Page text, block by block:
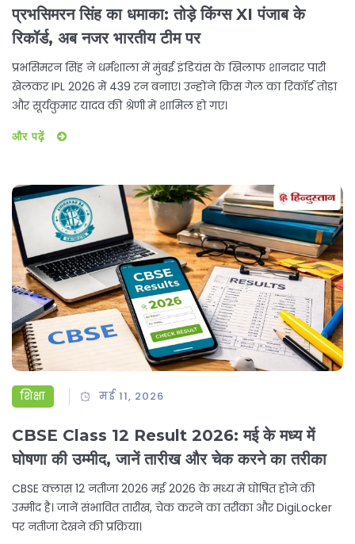
प्रभसिमरन सिंह का धमाका: तोड़े किंग्स XI पंजाब के
रिकॉर्ड, अब नजर भारतीय टीम पर
प्रभसिमरन सिंह ने धर्मशाला में मुंबई इंडियंस के खिलाफ शानदार पारी
खेलकर IPL 2026 में 439 रन बनाए। उन्होंने क्रिस गेल का रिकॉर्ड तोड़ा
और सूर्यकुमार यादव की श्रेणी में शामिल हो गए।
और पढ़ें
शिक्षा मई 11, 2026
CBSE Class 12 Result 2026: मई के मध्य में
घोषणा की उम्मीद, जानें तारीख और चेक करने का तरीका
CBSE क्लास 12 नतीजा 2026 मई 2026 के मध्य में घोषित होने की
उम्मीद है। जानें संभावित तारीख, चेक करने का तरीका और DigiLocker
पर नतीजा देखने की प्रक्रिया।